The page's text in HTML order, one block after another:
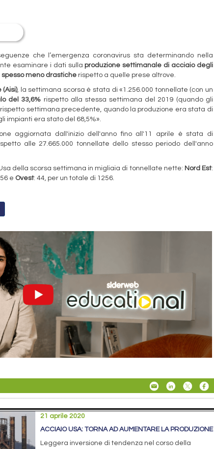
che l’emergenza coronavirus sta determinando nella
esaminare i dati sulla produzione settimanale di acciaio degli
spesso meno drastiche rispetto a quelle prese altrove.
(Aisi), la settimana scorsa è stata di «1.256.000 tonnellate (con un
del 33,6% rispetto alla stessa settimana del 2019 (quando gli
rispetto settimana precedente, quando la produzione era stata di
impianti era stato del 68,5%».
aggiornata dall'inizio dell'anno fino all'11 aprile è stata di
alle 27.665.000 tonnellate dello stesso periodo dell'anno
della scorsa settimana in migliaia di tonnellate nette: Nord Est:
e Ovest: 44, per un totale di 1256.
21 aprile 2020
ACCIAIO USA: TORNA AD AUMENTARE LA PRODUZIONE
Leggera inversione di tendenza nel corso della